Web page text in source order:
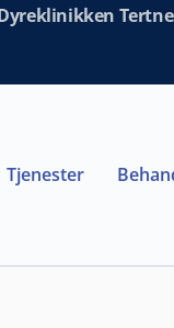
Tjenester